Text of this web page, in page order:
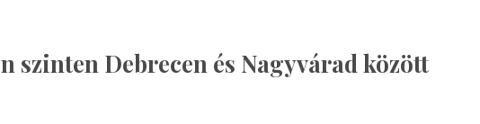
szinten Debrecen és Nagyvárad között